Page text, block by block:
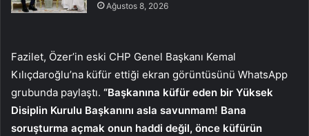
Ağustos 8, 2026
Fazilet, Özer’in eski CHP Genel Başkanı Kemal
Kılıçdaroğlu’na küfür ettiği ekran görüntüsünü WhatsApp
grubunda paylaştı. “Başkanına küfür eden bir Yüksek
Disiplin Kurulu Başkanını asla savunmam! Bana
soruşturma açmak onun haddi değil, önce küfürün